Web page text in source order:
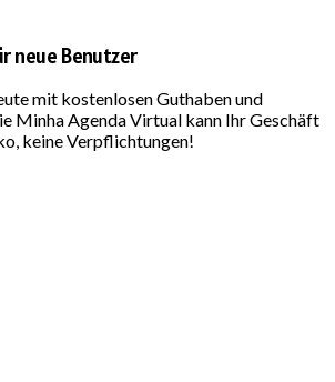
neue Benutzer
mit kostenlosen Guthaben und
Minha Agenda Virtual kann Ihr Geschäft
keine Verpflichtungen!